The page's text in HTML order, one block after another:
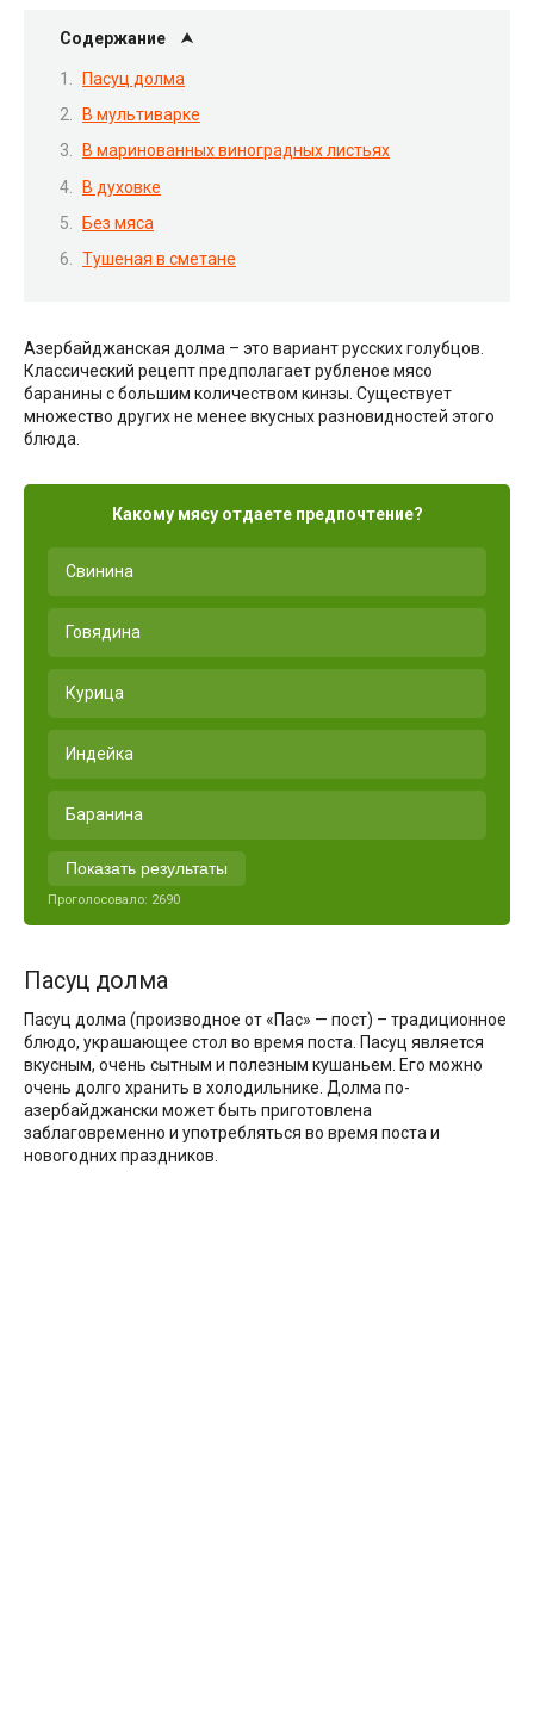
Содержание
Пасуц долма
В мультиварке
В маринованных виноградных листьях
В духовке
Без мяса
Тушеная в сметане
Азербайджанская долма – это вариант русских голубцов.
Классический рецепт предполагает рубленое мясо
баранины с большим количеством кинзы. Существует
множество других не менее вкусных разновидностей этого
блюда.
Какому мясу отдаете предпочтение?
Свинина
Говядина
Курица
Индейка
Баранина
Показать результаты
Проголосовало: 2690
Пасуц долма
Пасуц долма (производное от «Пас» — пост) – традиционное
блюдо, украшающее стол во время поста. Пасуц является
вкусным, очень сытным и полезным кушаньем. Его можно
очень долго хранить в холодильнике. Долма по-
азербайджански может быть приготовлена
заблаговременно и употребляться во время поста и
новогодних праздников.